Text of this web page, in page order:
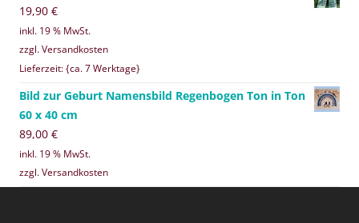
19,90 €
inkl. 19 % MwSt.
zzgl. Versandkosten
Lieferzeit: {ca. 7 Werktage}
Bild zur Geburt Namensbild Regenbogen Ton in Ton
60 x 40 cm
89,00 €
inkl. 19 % MwSt.
zzgl. Versandkosten